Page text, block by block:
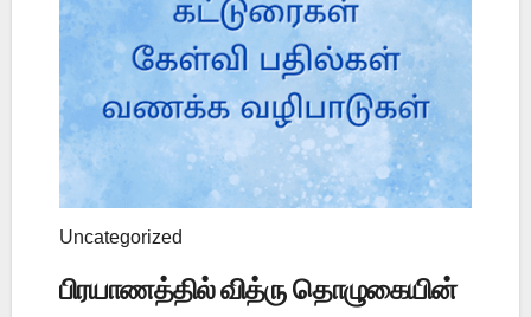
Uncategorized
பிரயாணத்தில் வித்ரு தொழுகையின்